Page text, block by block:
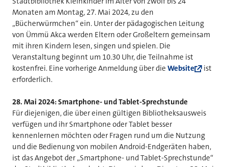
Monaten am Montag, 27. Mai 2024, zu den
„Bücherwürmchen“ ein. Unter der pädagogischen Leitung
von Ümmü Akca werden Eltern oder Großeltern gemeinsam
mit ihren Kindern lesen, singen und spielen. Die
Veranstaltung beginnt um 10.30 Uhr, die Teilnahme ist
kostenfrei. Eine vorherige Anmeldung über die Website
ist
erforderlich.
28. Mai 2024: Smartphone- und Tablet-Sprechstunde
Für diejenigen, die über einen gültigen Bibliotheksausweis
verfügen und ihr Smartphone oder Tablet besser
kennenlernen möchten oder Fragen rund um die Nutzung
und die Bedienung von mobilen Android-Endgeräten haben,
ist das Angebot der „Smartphone- und Tablet-Sprechstunde“